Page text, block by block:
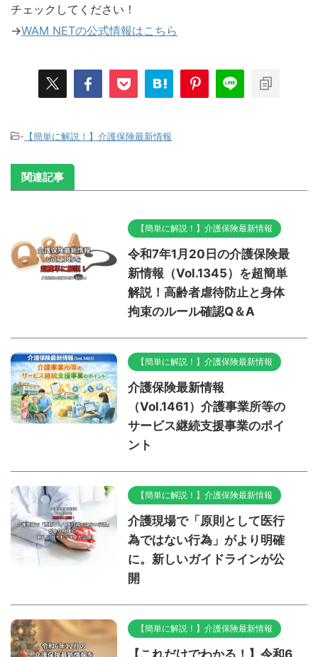
チェックしてください！
→WAM NETの公式情報はこちら
- 【簡単に解説！】介護保険最新情報
関連記事
【簡単に解説！】介護保険最新情報
令和7年1月20日の介護保険最
新情報（Vol.1345）を超簡単
解説！高齢者虐待防止と身体
拘束のルール確認Q＆A
【簡単に解説！】介護保険最新情報
介護保険最新情報
（Vol.1461）介護事業所等の
サービス継続支援事業のポイ
ント
【簡単に解説！】介護保険最新情報
介護現場で「原則として医行
為ではない行為」がより明確
に。新しいガイドラインが公
開
【簡単に解説！】介護保険最新情報